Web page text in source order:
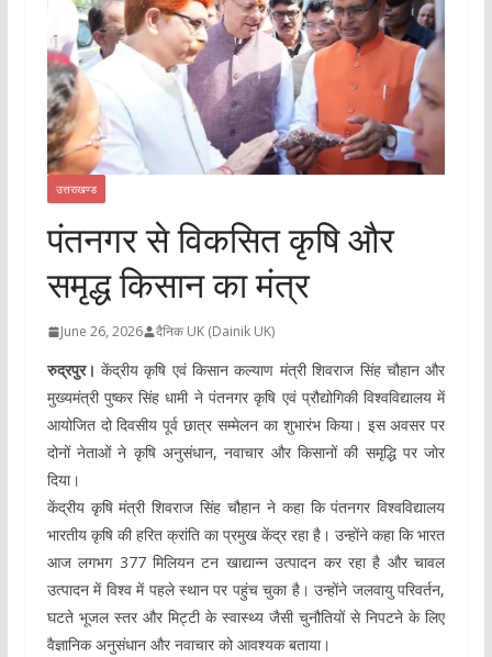
उत्तराखण्ड
पंतनगर से विकसित कृषि और
समृद्ध किसान का मंत्र
June 26, 2026 दैनिक UK (Dainik UK)
रुद्रपुर। केंद्रीय कृषि एवं किसान कल्याण मंत्री शिवराज सिंह चौहान और
मुख्यमंत्री पुष्कर सिंह धामी ने पंतनगर कृषि एवं प्रौद्योगिकी विश्वविद्यालय में
आयोजित दो दिवसीय पूर्व छात्र सम्मेलन का शुभारंभ किया। इस अवसर पर
दोनों नेताओं ने कृषि अनुसंधान, नवाचार और किसानों की समृद्धि पर जोर
दिया।
केंद्रीय कृषि मंत्री शिवराज सिंह चौहान ने कहा कि पंतनगर विश्वविद्यालय
भारतीय कृषि की हरित क्रांति का प्रमुख केंद्र रहा है। उन्होंने कहा कि भारत
आज लगभग 377 मिलियन टन खाद्यान्न उत्पादन कर रहा है और चावल
उत्पादन में विश्व में पहले स्थान पर पहुंच चुका है। उन्होंने जलवायु परिवर्तन,
घटते भूजल स्तर और मिट्टी के स्वास्थ्य जैसी चुनौतियों से निपटने के लिए
वैज्ञानिक अनुसंधान और नवाचार को आवश्यक बताया।